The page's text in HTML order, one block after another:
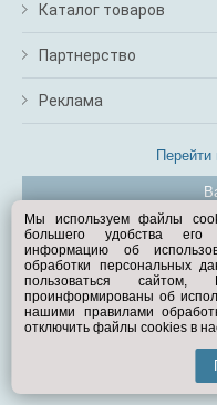
Каталог товаров
Партнерство
Реклама
©
Мы используем файлы
большего удобства его
информацию об
обработки персональных
пользоваться
проинформированы об
нашими правилами
отключить файлы cookies в